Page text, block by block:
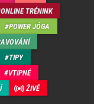
ONLINE TRÉNINK
POWER JÓGA
TIPY
VTIPNÉ
ŽIVĚ